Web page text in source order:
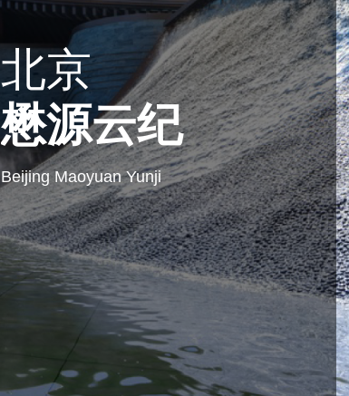
北京
懋源云纪
Beijing Maoyuan Yunji